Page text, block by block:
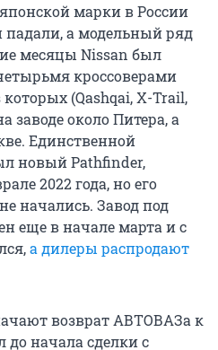
марки в России
а модельный ряд
месяцы Nissan был
кроссоверами
(Qashqai, X-Trail,
заводе около Питера, а
Единственной
новый Pathfinder,
2022 года, но его
начались. Завод под
еще в начале марта и с
а дилеры распродают
возврат АВТОВАЗа к
до начала сделки с